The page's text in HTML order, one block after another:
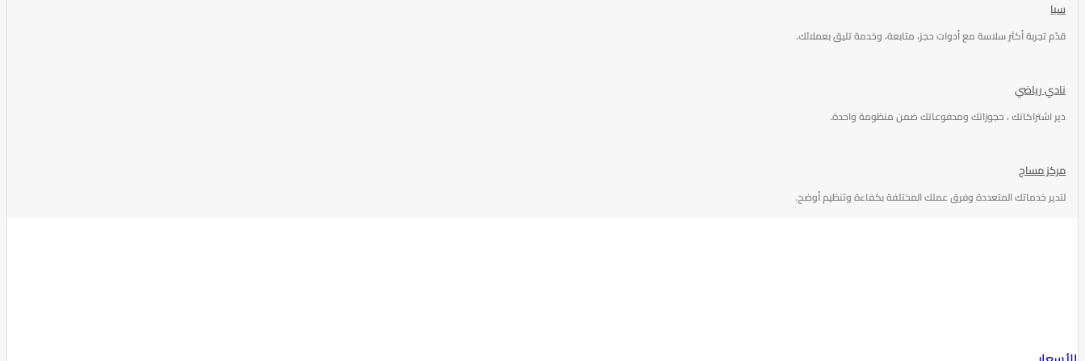
سبا
قدّم تجربة أكثر سلاسة مع أدوات حجز، متابعة، وخدمة تليق بعملائك.
نادي رياضي
دير اشتراكاتك ، حجوزاتك ومدفوعاتك ضمن منظومة واحدة.
مركز مساج
لتدير خدماتك المتعددة وفرق عملك المختلفة بكفاءة وتنظيم أوضح.